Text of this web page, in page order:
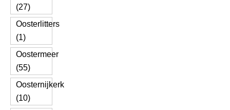
(27)
Oosterlitters
(1)
Oostermeer
(55)
Oosternijkerk
(10)